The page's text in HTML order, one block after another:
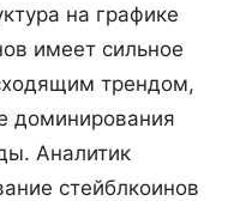
на графике
имеет сильное
трендом,
доминирования
Аналитик
стейблкоинов